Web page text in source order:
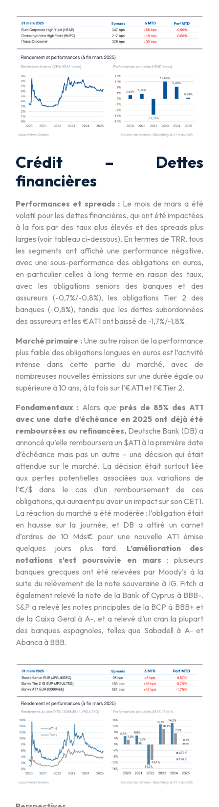
Crédit – Dettes
financières
Performances et spreads : Le mois de mars a été
volatil pour les dettes financières, qui ont été impactées
à la fois par des taux plus élevés et des spreads plus
larges (voir tableau ci-dessous). En termes de TRR, tous
les segments ont affiché une performance négative,
avec une sous-performance des obligations en euros,
en particulier celles à long terme en raison des taux,
avec les obligations seniors des banques et des
assureurs (-0,7%/-0,8%), les obligations Tier 2 des
banques (-0,8%), tandis que les dettes subordonnées
des assureurs et les €AT1 ont baissé de -1,7%/-1,8%.
Marché primaire :Une autre raison de la performance
plus faible des obligations longues en euros est l’activité
intense dans cette partie du marché, avec de
nombreuses nouvelles émissions sur une durée égale ou
supérieure à 10 ans, à la fois sur l’€AT1 et l’€Tier 2.
Fondamentaux : Alors que près de 85% des AT1
avec une date d’échéance en 2025 ont déjà été
remboursées ou refinancées,Deutsche Bank (DB) a
annoncé qu’elle remboursera un $AT1 à la première date
d’échéance mais pas un autre – une décision qui était
attendue sur le marché. La décision était surtout liée
aux pertes potentielles associées aux variations de
l’€/$ dans le cas d’un remboursement de ces
obligations, qui auraient pu avoir un impact sur son CET1.
La réaction du marché a été modérée : l’obligation était
en hausse sur la journée, et DB a attiré un carnet
d’ordres de 10 Mds€ pour une nouvelle AT1 émise
quelques jours plus tard. L’amélioration des
notations s’est poursuivie en mars: plusieurs
banques grecques ont été relevées par Moody’s à la
suite du relèvement de la note souveraine à IG. Fitch a
également relevé la note de la Bank of Cyprus à BBB-.
S&P a relevé les notes principales de la BCP à BBB+ et
de la Caixa Geral à A-, et a relevé d’un cran la plupart
des banques espagnoles, telles que Sabadell à A- et
Abanca à BBB.